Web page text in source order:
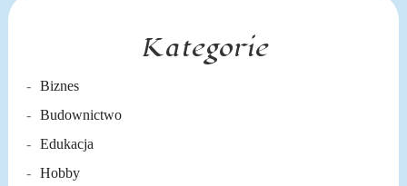
Kategorie
Biznes
Budownictwo
Edukacja
Hobby